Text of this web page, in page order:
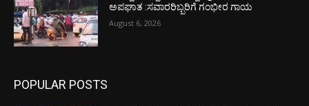
ಅಪಘಾತ :ಸವಾರರಿಬ್ಬರಿಗೆ ಗಂಭೀರ ಗಾಯ
August 6, 2026
POPULAR POSTS